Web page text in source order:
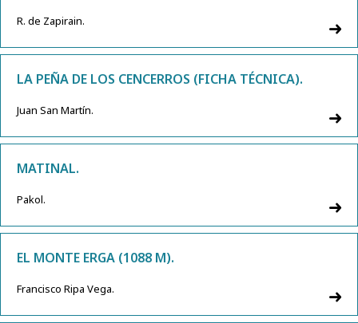
R. de Zapirain.
LA PEÑA DE LOS CENCERROS (FICHA TÉCNICA).
Juan San Martín.
MATINAL.
Pakol.
EL MONTE ERGA (1088 M).
Francisco Ripa Vega.